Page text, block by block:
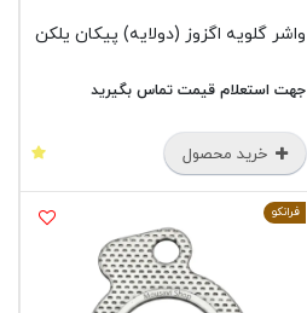
واشر گلویه اگزوز (دولایه) پیکان یلکن
جهت استعلام قیمت تماس بگیرید
خرید محصول
فرانکو